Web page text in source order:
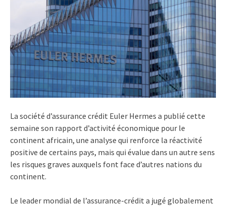
La société d’assurance crédit Euler Hermes a publié cette
semaine son rapport d’activité économique pour le
continent africain, une analyse qui renforce la réactivité
positive de certains pays, mais qui évalue dans un autre sens
les risques graves auxquels font face d’autres nations du
continent.
Le leader mondial de l’assurance-crédit a jugé globalement